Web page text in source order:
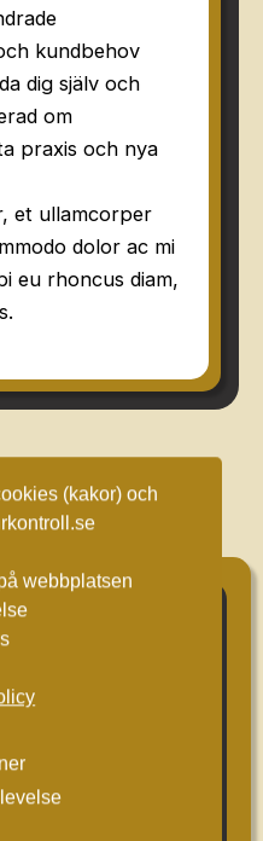
kundbehov
dig själv och
om
praxis och nya
et ullamcorper
dolor ac mi
eu rhoncus diam,
svar om
affärsplan
och mål.
mig
(kakor) och
webbplatsen